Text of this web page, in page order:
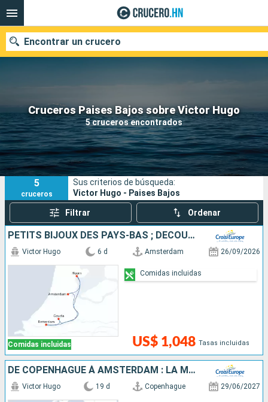
Cruceros Paises Bajos sobre Victor Hugo
5 cruceros encontrados
Encontrar un crucero
Nuestros destinos
Fecha de salida
Puertos Compañías
Buscar
5
cruceros
Sus criterios de búsqueda:
Victor Hugo - Paises Bajos
Filtrar Ordenar
PETITS BIJOUX DES PAYS-BAS ; DÉCOUVREZ DES TRÉSORS CACHÉS AU CHARME UNIQUE
Comidas incluidas
Victor Hugo 6 d Amsterdam 26/09/2026
US$ 1,048 Tasas incluidas
Comidas incluidas
DE COPENHAGUE À AMSTERDAM : LA MER BALTIQUE, L'ODER, LA HAVEL ET L'ELBE
Victor Hugo 19 d Copenhague 29/06/2027